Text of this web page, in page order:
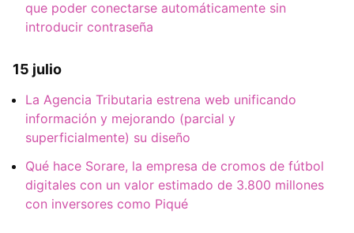
que poder conectarse automáticamente sin
introducir contraseña
15 julio
La Agencia Tributaria estrena web unificando
información y mejorando (parcial y
superficialmente) su diseño
Qué hace Sorare, la empresa de cromos de fútbol
digitales con un valor estimado de 3.800 millones
con inversores como Piqué